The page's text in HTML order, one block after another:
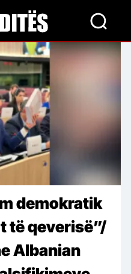
demokratik
të qeverisë”/
Albanian